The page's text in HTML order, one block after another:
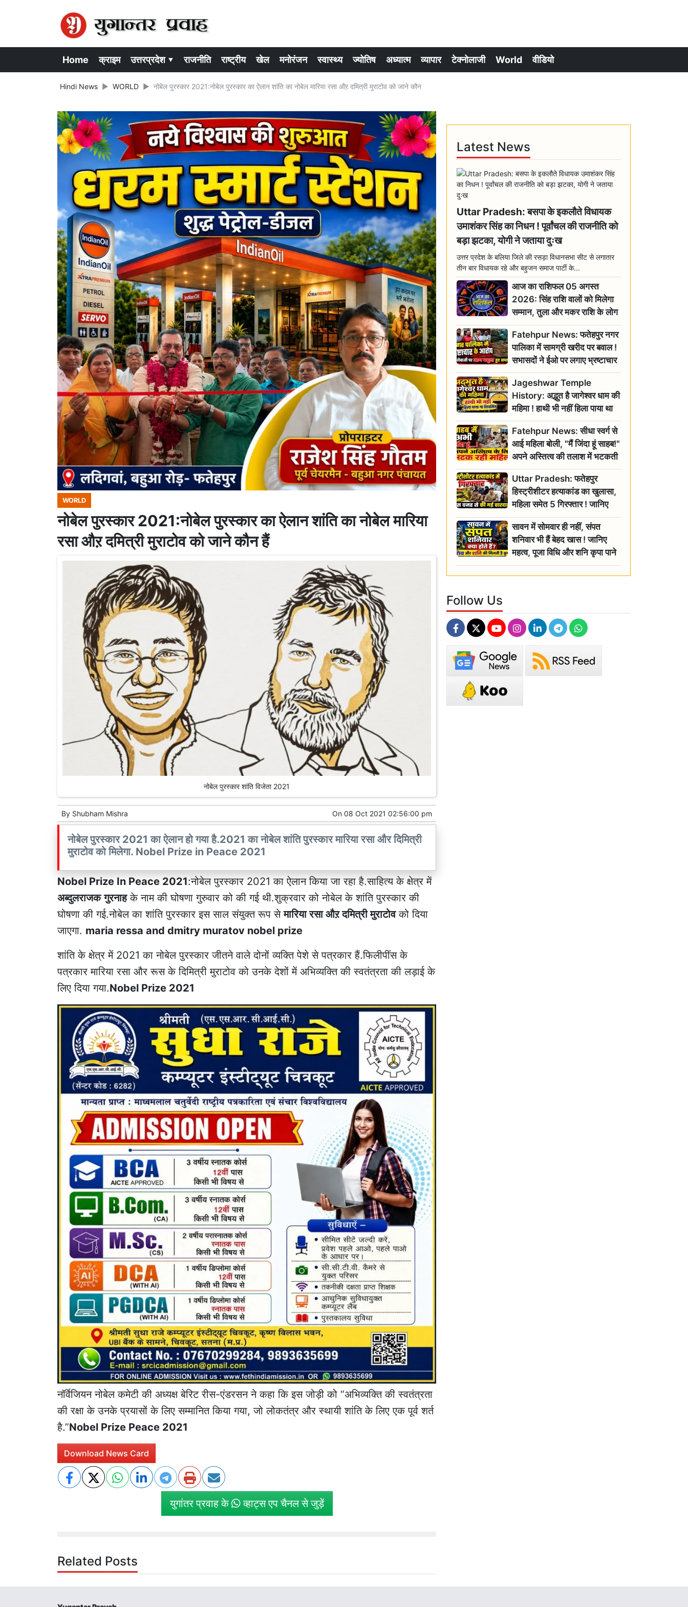
Home क्राइम उत्तरप्रदेश ▾ राजनीति राष्ट्रीय खेल मनोरंजन स्वास्थ्य ज्योतिष अध्यात्म व्यापार टेक्नोलाजी World वीडियो
Hindi News WORLD नोबेल पुरस्कार 2021:नोबेल पुरस्कार का ऐलान शांति का नोबेल मारिया रसा औऱ दमित्री मुराटोव को जाने कौन
WORLD
नोबेल पुरस्कार 2021:नोबेल पुरस्कार का ऐलान शांति का नोबेल मारिया
रसा औऱ दमित्री मुराटोव को जाने कौन हैं
नोबेल पुरस्कार शांति विजेता 2021
By Shubham Mishra On 08 Oct 2021 02:56:00 pm
नोबेल पुरस्कार 2021 का ऐलान हो गया है.2021 का नोबेल शांति पुरस्कार मारिया रसा और दिमित्री
मुराटोव को मिलेगा. Nobel Prize in Peace 2021
Nobel Prize In Peace 2021:नोबेल पुरस्कार 2021 का ऐलान किया जा रहा है.साहित्य के क्षेत्र में
अब्दुलराजक गुरनाहके नाम की घोषणा गुरुवार को की गई थी.शुक्रवार को नोबेल के शांति पुरस्कार की
घोषणा की गई.नोबेल का शांति पुरस्कार इस साल संयुक्त रूप सेमारिया रसा औऱ दमित्री मुराटोवको दिया
जाएगा. maria ressa and dmitry muratov nobel prize
शांति के क्षेत्र में 2021 का नोबेल पुरस्कार जीतने वाले दोनों व्यक्ति पेशे से पत्रकार हैं.फिलीपींस के
पत्रकार मारिया रसा और रूस के दिमित्री मुराटोव को उनके देशों में अभिव्यक्ति की स्वतंत्रता की लड़ाई के
लिए दिया गया.Nobel Prize 2021
नॉर्वेजियन नोबेल कमेटी की अध्यक्ष बेरिट रीस-एंडरसन ने कहा कि इस जोड़ी को “अभिव्यक्ति की स्वतंत्रता
की रक्षा के उनके प्रयासों के लिए सम्मानित किया गया, जो लोकतंत्र और स्थायी शांति के लिए एक पूर्व शर्त
है.”Nobel Prize Peace 2021
Download News Card
युगांतर प्रवाह के व्हाट्स एप चैनल से जुड़ें
Related Posts
Latest News
Uttar Pradesh: बसपा के इकलौते विधायक
उमाशंकर सिंह का निधन ! पूर्वांचल की राजनीति को
बड़ा झटका, योगी ने जताया दुःख
उत्तर प्रदेश के बलिया जिले की रसड़ा विधानसभा सीट से लगातार
तीन बार विधायक रहे और बहुजन समाज पार्टी के...
आज का राशिफल 05 अगस्त
2026: सिंह राशि वालों को मिलेगा
सम्मान, तुला और मकर राशि के लोग
रहें सतर्क
Fatehpur News: फतेहपुर नगर
पालिका में सामग्री खरीद पर बवाल !
सभासदों ने ईओ पर लगाए भ्रष्टाचार
के गंभीर आरोप
Jageshwar Temple
History: अद्भुत है जागेश्वर धाम की
महिमा ! हाथी भी नहीं हिला पाया था
शिवलिंग, जानिए क्या है इसका
इतिहास
Fatehpur News: सीधा स्वर्ग से
आई महिला बोली, "मैं जिंदा हूं साहब!"
अपने अस्तित्व की तलाश में भटकती
रही बुजुर्ग, एसडीएम ने दिए जांच के
आदेश
Uttar Pradesh: फतेहपुर
हिस्ट्रीशीटर हत्याकांड का खुलासा,
महिला समेत 5 गिरफ्तार ! जानिए
क्या था कनेक्शन?
सावन में सोमवार ही नहीं, संपत
शनिवार भी हैं बेहद खास ! जानिए
महत्व, पूजा विधि और शनि कृपा पाने
के आसान उपाय
Follow Us